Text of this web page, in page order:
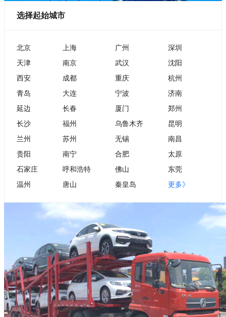
选择起始城市
北京 上海 广州
深圳
天津
南京 武汉
沈阳
西安
成都 重庆
杭州
青岛
大连 宁波
济南
延边
长春 厦门
郑州
长沙
福州 乌鲁木齐
昆明
兰州
苏州 无锡
南昌
贵阳
南宁 合肥
太原
石家庄
呼和浩特 佛山
东莞
温州
唐山 秦皇岛 更多》